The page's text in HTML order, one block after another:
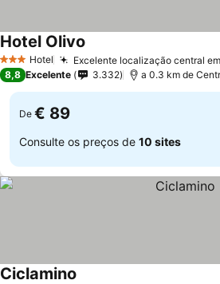
3 EstrelasHotel Excelente localização central
Hotel Olivo
8,8 Excelente 3.332 a 0.3 km de
De € 89
Consulte os preços de 10 sites
Ciclamino